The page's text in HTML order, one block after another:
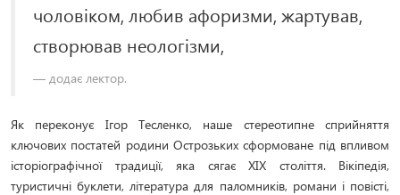
чоловіком, любив афоризми, жартував,
створював неологізми,
додає лектор.
Як переконує Ігор Тесленко, наше стереотипне сприйняття
ключових постатей родини Острозьких сформоване під впливом
історіографічної традиції, яка сягає XIX століття. Вікіпедія,
туристичні буклети, література для паломників, романи і повісті,